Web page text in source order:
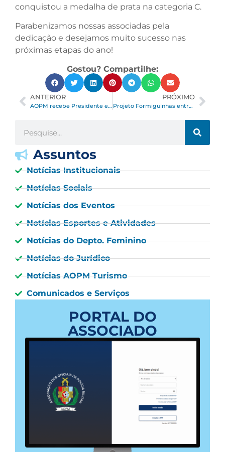
conquistou a medalha de prata na categoria C.
Parabenizamos nossas associadas pela
dedicação e desejamos muito sucesso nas
próximas etapas do ano!
Gostou? Compartilhe:
ANTERIOR
AOPM recebe Presidente e diretor-executivo do Sindi Clubes
PRÓXIMO
Projeto Formiguinhas entrega 1.418 peças a hospitais e colaboradores
Assuntos
Notícias Institucionais
Notícias Sociais
Notícias dos Eventos
Notícias Esportes e Atividades
Notícias do Depto. Feminino
Notícias do Jurídico
Notícias AOPM Turismo
Comunicados e Serviços
PORTAL DO
ASSOCIADO